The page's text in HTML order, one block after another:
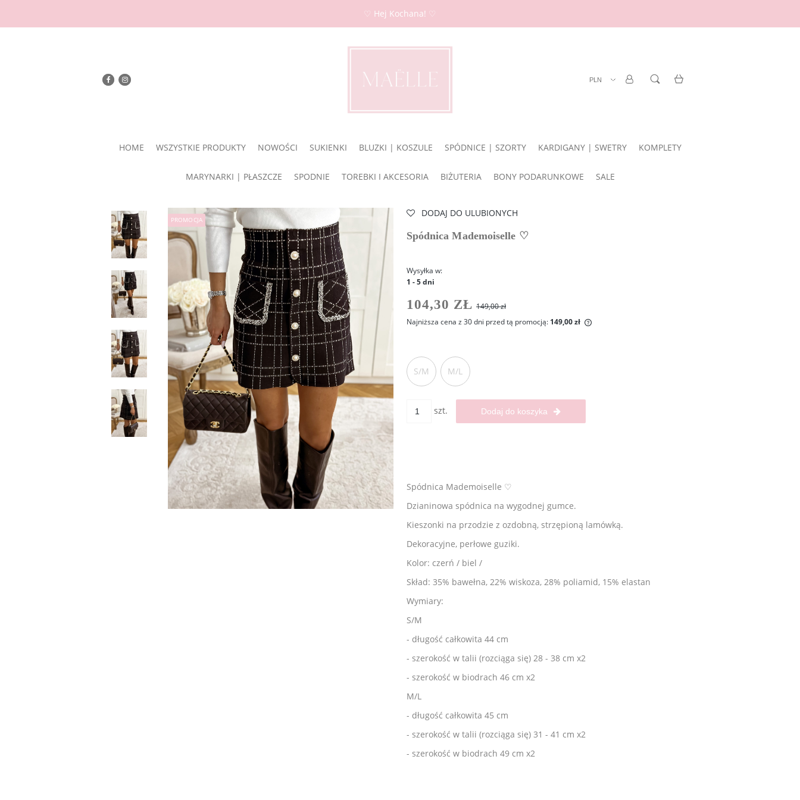
♡ Hej Kochana! ♡
HOME WSZYSTKIE PRODUKTY NOWOŚCI SUKIENKI BLUZKI | KOSZULE SPÓDNICE | SZORTY KARDIGANY | SWETRY KOMPLETY
MARYNARKI | PŁASZCZE SPODNIE TOREBKI I AKCESORIA BIŻUTERIA BONY PODARUNKOWE SALE
PROMOCJA
DODAJ DO ULUBIONYCH
Spódnica Mademoiselle ♡
Wysyłka w:
1 - 5 dni
104,30 ZŁ 149,00 zł
Najniższa cena z 30 dni przed tą promocją: 149,00 zł
30 dni, wyświetlana jest najniższa cena od
momentu, kiedy produkt pojawił się w
sprzedaży.
S/M M/L
szt. Dodaj do koszyka
Spódnica Mademoiselle ♡
Dzianinowa spódnica na wygodnej gumce.
Kieszonki na przodzie z ozdobną, strzępioną lamówką.
Dekoracyjne, perłowe guziki.
Kolor: czerń / biel /
Skład: 35% bawełna, 22% wiskoza, 28% poliamid, 15% elastan
Wymiary:
S/M
- długość całkowita 44 cm
- szerokość w talii (rozciąga się) 28 - 38 cm x2
- szerokość w biodrach 46 cm x2
M/L
- długość całkowita 45 cm
- szerokość w talii (rozciąga się) 31 - 41 cm x2
- szerokość w biodrach 49 cm x2